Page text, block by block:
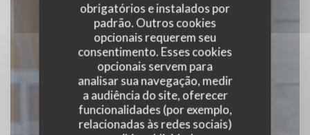
obrigatórios e instalados por
padrão. Outros cookies
opcionais requerem seu
consentimento. Esses cookies
opcionais servem para
analisar sua navegação, medir
a audiência do site, oferecer
funcionalidades (por exemplo,
relacionadas às redes sociais)
La Baguernette by